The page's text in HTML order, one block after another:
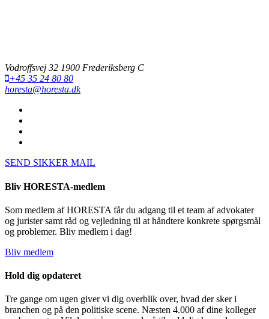
Vodroffsvej 32 1900 Frederiksberg C
+45 35 24 80 80
horesta@horesta.dk
SEND SIKKER MAIL
Bliv HORESTA-medlem
Som medlem af HORESTA får du adgang til et team af advokater
og jurister samt råd og vejledning til at håndtere konkrete spørgsmål
og problemer. Bliv medlem i dag!
Bliv medlem
Hold dig opdateret
Tre gange om ugen giver vi dig overblik over, hvad der sker i
branchen og på den politiske scene. Næsten 4.000 af dine kolleger